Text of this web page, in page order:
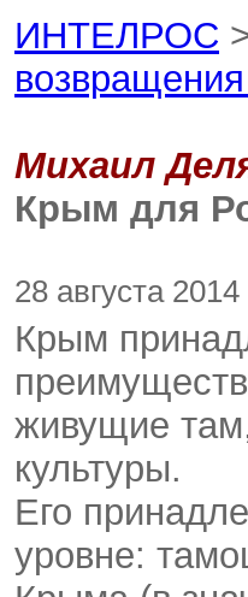
ИНТЕЛРОС
Михаил
Крым для
28 августа 2014
Крым
живущие
культуры.
Его
уровне: